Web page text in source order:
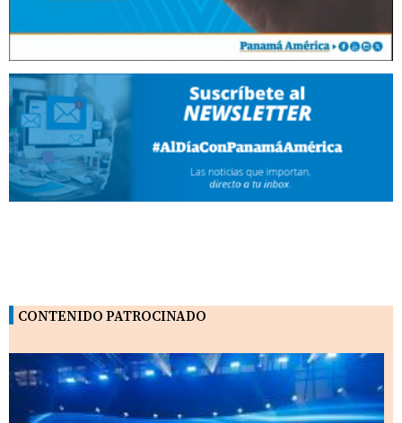
CONTENIDO PATROCINADO